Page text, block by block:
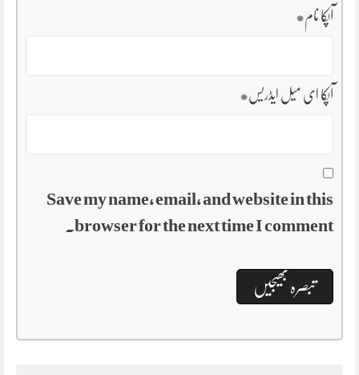
آپکا نام*
آپکا ای میل ایڈریس*
Save my name, email, and website in this
browser for the next time I comment.